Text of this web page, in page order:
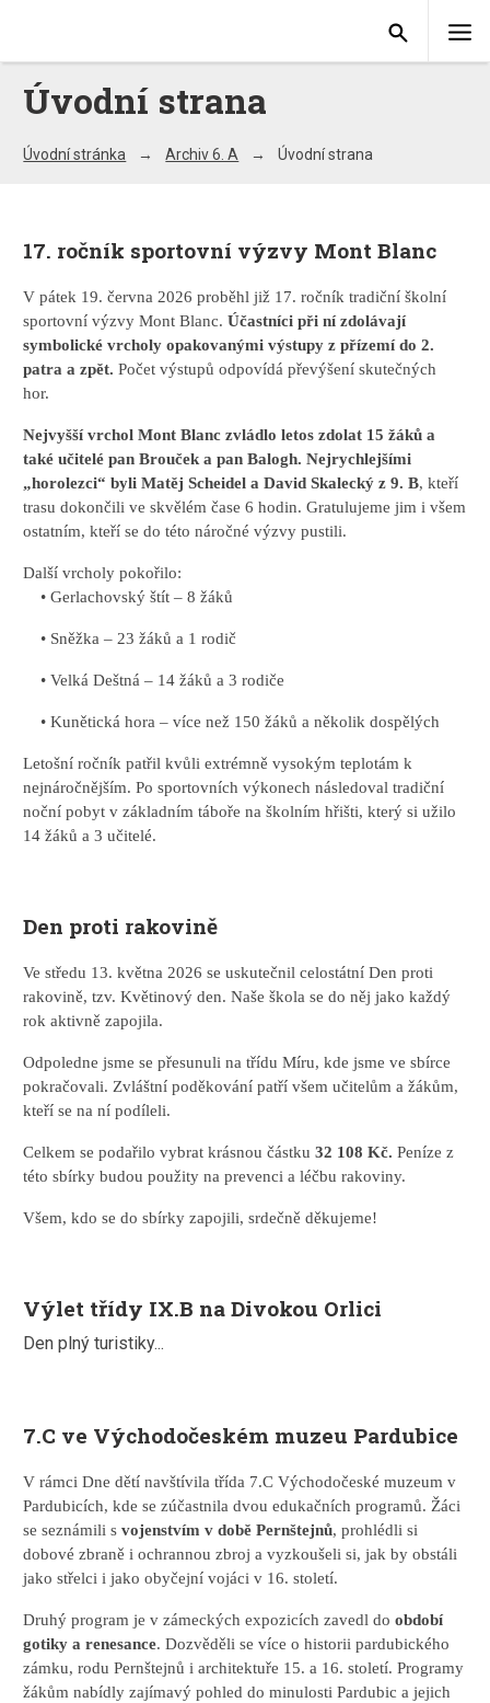
Úvodní strana
Úvodní stránka Archiv 6. A Úvodní strana
17. ročník sportovní výzvy Mont Blanc
V pátek 19. června 2026 proběhl již 17. ročník tradiční školní
sportovní výzvy Mont Blanc.Účastníci při ní zdolávají
symbolické vrcholy opakovanými výstupy z přízemí do 2.
patra a zpět.Počet výstupů odpovídá převýšení skutečných
hor.
Nejvyšší vrchol Mont Blanc zvládlo letos zdolat 15 žáků a
také učitelé pan Brouček a pan Balogh. Nejrychlejšími
„horolezci“ byli Matěj Scheidel a David Skalecký z 9. B, kteří
trasu dokončili ve skvělém čase 6 hodin. Gratulujeme jim i všem
ostatním, kteří se do této náročné výzvy pustili.
Další vrcholy pokořilo:
• Gerlachovský štít – 8 žáků
• Sněžka – 23 žáků a 1 rodič
• Velká Deštná – 14 žáků a 3 rodiče
• Kunětická hora – více než 150 žáků a několik dospělých
Letošní ročník patřil kvůli extrémně vysokým teplotám k
nejnáročnějším. Po sportovních výkonech následoval tradiční
noční pobyt v základním táboře na školním hřišti, který si užilo
14 žáků a 3 učitelé.
Den proti rakovině
Ve středu 13. května 2026 se uskutečnil celostátní Den proti
rakovině, tzv. Květinový den. Naše škola se do něj jako každý
rok aktivně zapojila.
Odpoledne jsme se přesunuli na třídu Míru, kde jsme ve sbírce
pokračovali. Zvláštní poděkování patří všem učitelům a žákům,
kteří se na ní podíleli.
Celkem se podařilo vybrat krásnou částku32 108 Kč. Peníze z
této sbírky budou použity na prevenci a léčbu rakoviny.
Všem, kdo se do sbírky zapojili, srdečně děkujeme!
Výlet třídy IX.B na Divokou Orlici
Den plný turistiky...
7.C ve Východočeském muzeu Pardubice
V rámci Dne dětí navštívila třída 7.C Východočeské muzeum v
Pardubicích, kde se zúčastnila dvou edukačních programů. Žáci
se seznámili svojenstvím v době Pernštejnů, prohlédli si
dobové zbraně i ochrannou zbroj a vyzkoušeli si, jak by obstáli
jako střelci i jako obyčejní vojáci v 16. století.
Druhý program je v zámeckých expozicích zavedl doobdobí
gotiky a renesance. Dozvěděli se více o historii pardubického
zámku, rodu Pernštejnů i architektuře 15. a 16. století. Programy
žákům nabídly zajímavý pohled do minulosti Pardubic a jejich